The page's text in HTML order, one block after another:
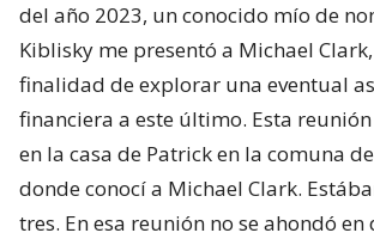
del año 2023, un conocido mío de
Kiblisky me presentó a Michael
finalidad de explorar una eventual
financiera a este último. Esta
en la casa de Patrick en la comuna
donde conocí a Michael Clark.
tres. En esa reunión no se ahondó en